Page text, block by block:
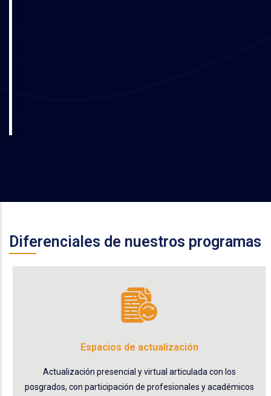
Diferenciales de nuestros programas
Espacios de actualización
Actualización presencial y virtual articulada con los
posgrados, con participación de profesionales y académicos